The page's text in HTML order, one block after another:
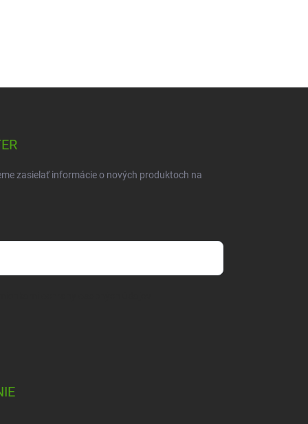
zasielať informácie o nových produktoch na